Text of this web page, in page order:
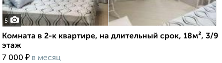
5
Комната в 2-к квартире, на длительный срок, 18м², 3/9
этаж
7 000 ₽ в месяц